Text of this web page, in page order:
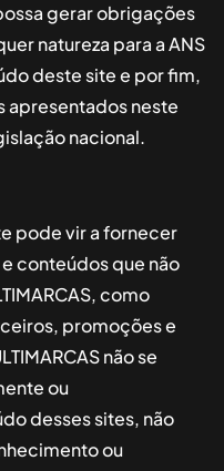
gerar obrigações
natureza para aANS
deste site e por fim,
apresentados neste
nacional.
pode vir a fornecer
conteúdos que não
, como
promoções e
não se
ou
desses sites, não
ou